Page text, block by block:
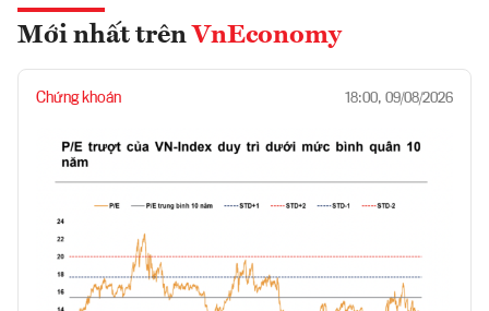
Mới nhất trên VnEconomy
Chứng khoán 18:00, 09/08/2026